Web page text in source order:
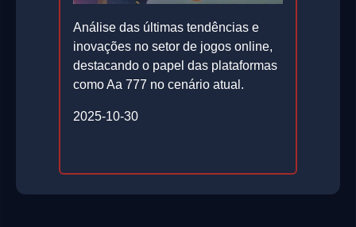
Análise das últimas tendências e
inovações no setor de jogos online,
destacando o papel das plataformas
como Aa 777 no cenário atual.
2025-10-30